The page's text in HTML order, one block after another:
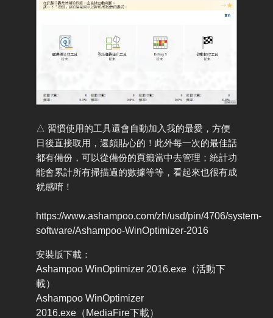
△ 習慣使用的工具還會自動加入我的最愛，方便
日後直接取用，還頗貼心的！此外每一次的最佳話
都有備份，可以從備份的頁籤當中去管理；統計功
能會累計所有掃描過的數據等等，看起來也很有成
就感唷！
https://www.ashampoo.com/zh/usd/pin/4706/system-
software/Ashampoo-WinOptimizer-2016
安裝版下載：
Ashampoo WinOptimizer 2016.exe（活動下
載）
Ashampoo WinOptimizer
2016.exe（MediaFire下載）